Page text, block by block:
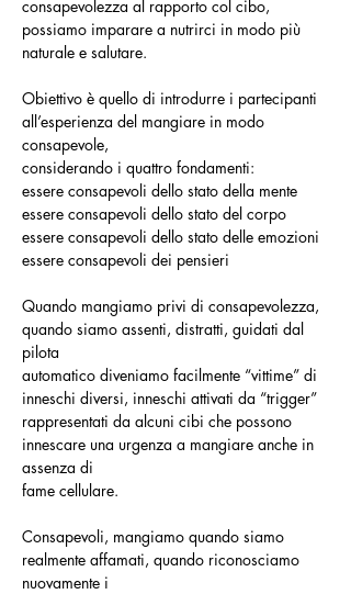
consapevolezza al rapporto col cibo,
possiamo imparare a nutrirci in modo più
naturale e salutare.
Obiettivo è quello di introdurre i partecipanti
all’esperienza del mangiare in modo
consapevole,
considerando i quattro fondamenti:
essere consapevoli dello stato della mente
essere consapevoli dello stato del corpo
essere consapevoli dello stato delle emozioni
essere consapevoli dei pensieri
Quando mangiamo privi di consapevolezza,
quando siamo assenti, distratti, guidati dal
pilota
automatico diveniamo facilmente “vittime” di
inneschi diversi, inneschi attivati da “trigger”
rappresentati da alcuni cibi che possono
innescare una urgenza a mangiare anche in
assenza di
fame cellulare.
Consapevoli, mangiamo quando siamo
realmente affamati, quando riconosciamo
nuovamente i